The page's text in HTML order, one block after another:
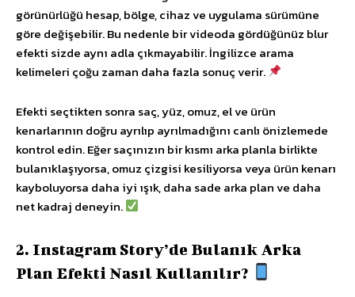
görünürlüğü hesap, bölge, cihaz ve uygulama sürümüne
göre değişebilir. Bu nedenle bir videoda gördüğünüz blur
efekti sizde aynı adla çıkmayabilir. İngilizce arama
kelimeleri çoğu zaman daha fazla sonuç verir.
Efekti seçtikten sonra saç, yüz, omuz, el ve ürün
kenarlarının doğru ayrılıp ayrılmadığını canlı önizlemede
kontrol edin. Eğer saçınızın bir kısmı arka planla birlikte
bulanıklaşıyorsa, omuz çizgisi kesiliyorsa veya ürün kenarı
kayboluyorsa daha iyi ışık, daha sade arka plan ve daha
net kadraj deneyin.
2. Instagram Story’de Bulanık Arka
Plan Efekti Nasıl Kullanılır?